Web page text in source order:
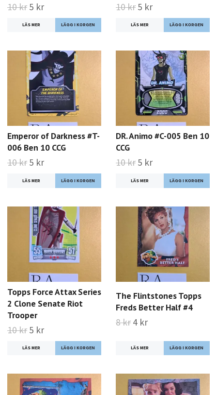
10 kr 5 kr
LÄS MER
10 kr 5 kr
LÄS MER
Emperor of Darkness #T-
006 Ben 10 CCG
10 kr 5 kr
LÄS MER
DR. Animo #C-005 Ben 10
CCG
10 kr 5 kr
LÄS MER
Topps Force Attax Series
2 Clone Senate Riot
Trooper
10 kr 5 kr
LÄS MER
The Flintstones Topps
Freds Better Half #4
8 kr 4 kr
LÄS MER